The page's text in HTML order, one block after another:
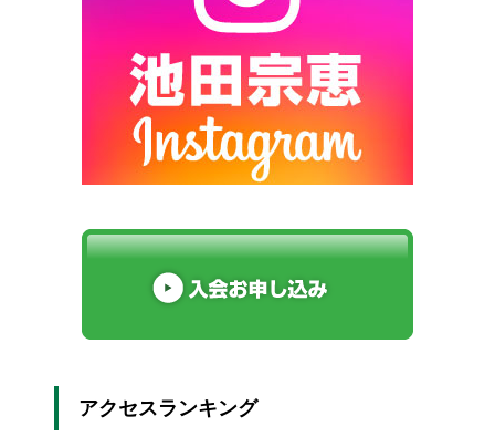
アクセスランキング